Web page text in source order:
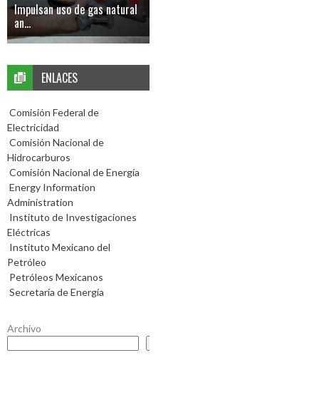
Impulsan uso de gas natural
an...
ENLACES
Comisión Federal de
Electricidad
Comisión Nacional de
Hidrocarburos
Comisión Nacional de Energía
Energy Information
Administration
Instituto de Investigaciones
Eléctricas
Instituto Mexicano del
Petróleo
Petróleos Mexicanos
Secretaría de Energía
Archivo